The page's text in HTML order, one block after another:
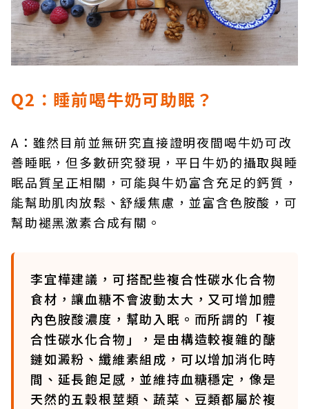
Q2：睡前喝牛奶可助眠？
A：雖然目前並無研究直接證明夜間喝牛奶可改
善睡眠，但多數研究發現，平日牛奶的攝取與睡
眠品質呈正相關，可能與牛奶富含充足的鈣質，
能幫助肌肉放鬆、舒緩焦慮，並富含色胺酸，可
幫助褪黑激素合成有關。
李宜樺建議，可搭配些複合性碳水化合物
食材，讓血糖不會波動太大，又可增加體
內色胺酸濃度，幫助入眠。而所謂的「複
合性碳水化合物」，是由構造較複雜的醣
鏈如澱粉、纖維素組成，可以增加消化時
間、延長飽足感，並維持血糖穩定，像是
天然的五穀根莖類、蔬菜、豆類都屬於複